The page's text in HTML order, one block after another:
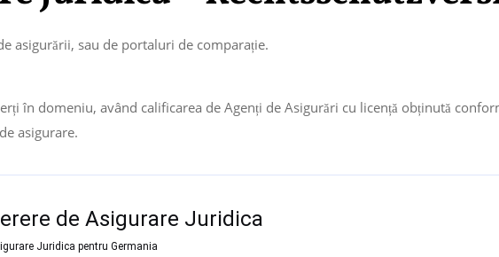
asigurării, sau de portaluri de comparație.
în domeniu, având calificarea de Agenți de Asigurări cu licență obținută
asigurare.
de Asigurare Juridica
Juridica pentru Germania